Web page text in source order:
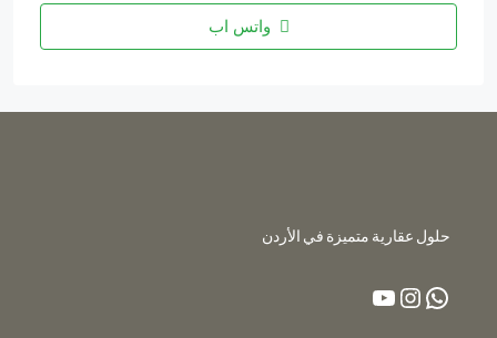
واتس اب
حلول عقارية متميزة في الأردن